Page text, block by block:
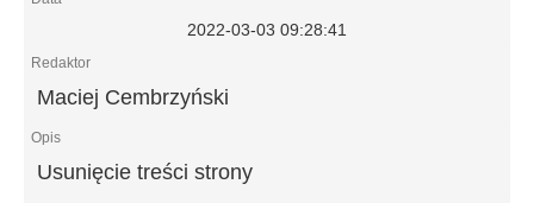
2022-03-03 09:28:41
Maciej Cembrzyński
Usunięcie treści strony